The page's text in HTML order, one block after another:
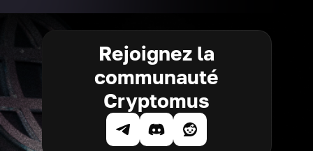
Rejoignez la
communauté
Cryptomus